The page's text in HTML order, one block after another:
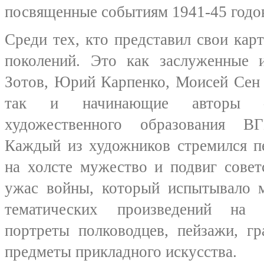
посвященные событиям 1941-45
Среди тех, кто представил свои
поколений. Это как заслуженные
Зотов, Юрий Карпенко, Моисей
так и начинающие авторы –
художественного
Каждый из художников стремился
на холсте мужество и подвиг
ужас войны, который испытывало
тематических произведений на
портреты полководцев, пейзажи,
предметы прикладного искусства.